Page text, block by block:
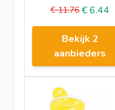
€ 11.76 € 6.44
Bekijk 2
aanbieders